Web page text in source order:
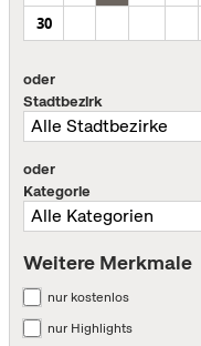
30
oder
Stadtbezirk
oder
Kategorie
Weitere Merkmale
nur kostenlos
nur Highlights